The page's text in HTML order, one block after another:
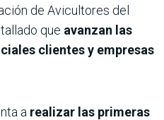
de Avicultores del
que avanzan las
clientes y empresas
a realizar las primeras